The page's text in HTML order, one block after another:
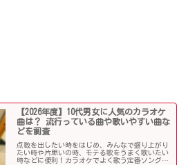
【2026年度】10代男女に人気のカラオケ
曲は？ 流行っている曲や歌いやすい曲な
どを調査
点数を出したい時をはじめ、みんなで盛り上がり
たい時や片思いの時、モテる歌をうまく歌いたい
時などに便利！カラオケでよく歌う定番ソングか